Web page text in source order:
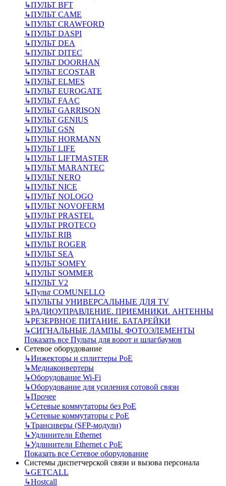
↳ПУЛЬТ BFT
↳ПУЛЬТ CAME
↳ПУЛЬТ CRAWFORD
↳ПУЛЬТ DASPI
↳ПУЛЬТ DEA
↳ПУЛЬТ DITEC
↳ПУЛЬТ DOORHAN
↳ПУЛЬТ ECOSTAR
↳ПУЛЬТ ELMES
↳ПУЛЬТ EUROGATE
↳ПУЛЬТ FAAC
↳ПУЛЬТ GARRISON
↳ПУЛЬТ GENIUS
↳ПУЛЬТ GSN
↳ПУЛЬТ HORMANN
↳ПУЛЬТ LIFE
↳ПУЛЬТ LIFTMASTER
↳ПУЛЬТ MARANTEC
↳ПУЛЬТ NERO
↳ПУЛЬТ NICE
↳ПУЛЬТ NOLOGO
↳ПУЛЬТ NOVOFERM
↳ПУЛЬТ PRASTEL
↳ПУЛЬТ PROTECO
↳ПУЛЬТ RIB
↳ПУЛЬТ ROGER
↳ПУЛЬТ SEA
↳ПУЛЬТ SOMFY
↳ПУЛЬТ SOMMER
↳ПУЛЬТ V2
↳Пульт СOMUNELLO
↳ПУЛЬТЫ УНИВЕРСАЛЬНЫЕ ДЛЯ TV
↳РАДИОУПРАВЛЕНИЕ. ПРИЕМНИКИ. АНТЕННЫ
↳РЕЗЕРВНОЕ ПИТАНИЕ. БАТАРЕЙКИ
↳СИГНАЛЬНЫЕ ЛАМПЫ. ФОТОЭЛЕМЕНТЫ
Показать все Пульты для ворот и шлагбаумов
Сетевое оборудование
↳Инжекторы и сплиттеры РоЕ
↳Медиаконвертеры
↳Оборудование Wi-Fi
↳Оборудование для усиления сотовой связи
↳Прочее
↳Сетевые коммутаторы без РоЕ
↳Сетевые коммутаторы с РоЕ
↳Трансиверы (SFP-модули)
↳Удлинители Ethernet
↳Удлинители Ethernet с PoE
Показать все Сетевое оборудование
Системы диспетчерской связи и вызова персонала
↳GETCALL
↳Hostcall